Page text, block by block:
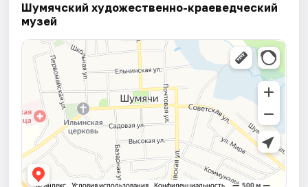
Шумячский художественно-краеведческий
музей